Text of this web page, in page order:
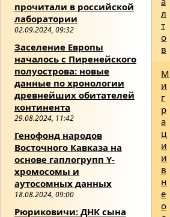
прочитали в российской
лаборатории
02.09.2024, 09:32
Заселение Европы
началось с Пиренейского
полуострова: новые
данные по хронологии
древнейших обитателей
континента
29.08.2024, 11:42
Генофонд народов
Восточного Кавказа на
основе гаплогрупп Y-
хромосомы и
аутосомных данных
18.08.2024, 09:00
Рюриковичи: ДНК сына
л
т
о
в
М
и
г
р
а
ц
и
и
в
н
е
о